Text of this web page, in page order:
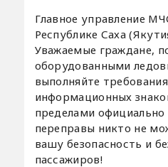
Главное управление
Республике Саха
Уважаемые граждане,
оборудованными
выполняйте
информационных
пределами официально
переправы никто не
вашу безопасность и
пассажиров!